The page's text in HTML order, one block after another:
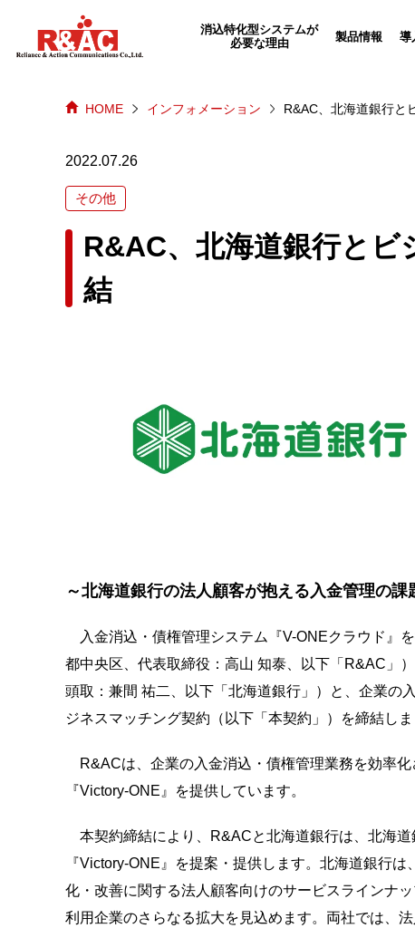
消込特化型システムが
必要な理由
製品情報 導
HOME インフォメーション R&AC、北海道銀行と
2022.07.26
その他
R&AC、北海道銀行と
結
～北海道銀行の法人顧客が抱える入金管理の課
入金消込・債権管理システム『V-ONEクラウド』
都中央区、代表取締役：高山 知泰、以下「R&AC」
頭取：兼間 祐二、以下「北海道銀行」）と、企業の
ジネスマッチング契約（以下「本契約」）を締結しま
R&ACは、企業の入金消込・債権管理業務を効率
『Victory-ONE』を提供しています。
本契約締結により、R&ACと北海道銀行は、北海
『Victory-ONE』を提案・提供します。北海道銀行
化・改善に関する法人顧客向けのサービスラインナ
利用企業のさらなる拡大を見込めます。両社では、